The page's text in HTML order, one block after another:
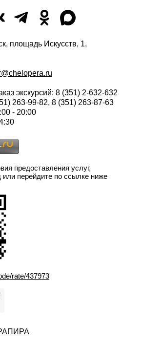
площадь Искусств, 1,
экскурсий: 8 (351) 2-632-632
263-99-82, 8 (351) 263-87-63
- 20:00
предоставления услуг,
или перейдите по ссылке ниже
rate/437973